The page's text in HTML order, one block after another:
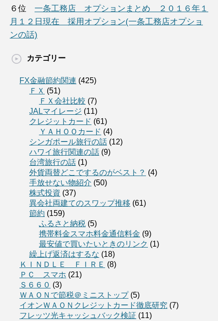
６位 一条工務店 オプションまとめ ２０１６年１
月１２日現在 採用オプション(一条工務店オプショ
ンの話)
カテゴリー
FX金融節約関連 (425)
ＦＸ (51)
ＦＸ会社比較 (7)
JALマイレージ (11)
クレジットカード (61)
ＹＡＨＯＯカード (4)
シンガポール旅行の話 (12)
ハワイ旅行関連の話 (9)
台湾旅行の話 (1)
外貨両替どこでするのがベスト？ (4)
手放せない物紹介 (50)
株式投資 (37)
異会社両建てのスワップ推移 (61)
節約 (159)
ふるさと納税 (5)
携帯料金スマホ料金通信料金 (9)
最安値で買いたいときのリンク (1)
繰上げ返済はするな (18)
ＫＩＮＤＬＥ ＦＩＲＥ (8)
ＰＣ スマホ (21)
Ｓ６６０ (3)
ＷＡＯＮで節税＠ミニストップ(5)
イオンＷＡＯＮクレジットカード徹底研究 (7)
フレッツ光キャッシュバック検証 (11)